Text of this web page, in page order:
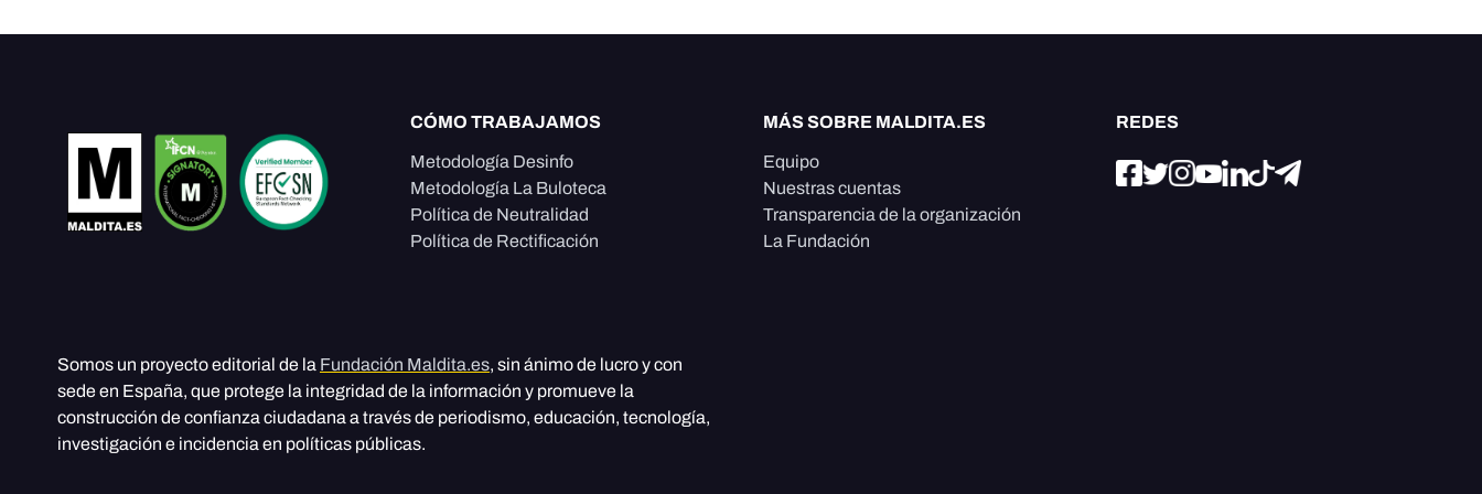
CÓMO TRABAJAMOS
Metodología Desinfo
Metodología La Buloteca
Política de Neutralidad
Política de Rectificación
MÁS SOBRE MALDITA.ES
Equipo
Nuestras cuentas
Transparencia de la organización
La Fundación
REDES
Somos un proyecto editorial de la Fundación Maldita.es, sin ánimo de lucro y con
sede en España, que protege la integridad de la información y promueve la
construcción de confianza ciudadana a través de periodismo, educación, tecnología,
investigación e incidencia en políticas públicas.